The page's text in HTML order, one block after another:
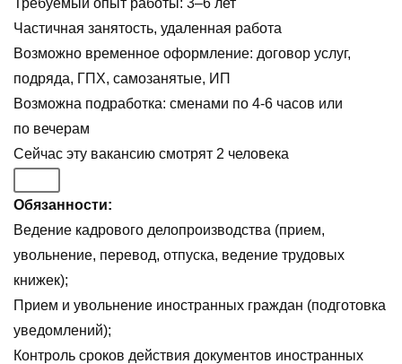
Требуемый опыт работы: 3–6 лет
Частичная занятость, удаленная работа
Возможно временное оформление: договор услуг,
подряда, ГПХ, самозанятые, ИП
Возможна подработка: сменами по 4-6 часов или
по вечерам
Сейчас эту вакансию смотрят 2 человека
Обязанности:
Ведение кадрового делопроизводства (прием,
увольнение, перевод, отпуска, ведение трудовых
книжек);
Прием и увольнение иностранных граждан (подготовка
уведомлений);
Контроль сроков действия документов иностранных